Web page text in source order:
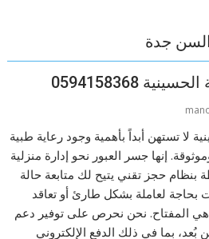
جدة
0594158368
لا تستهن أبداً بأهمية وجود رعاية طبية
إنها جسر العبور نحو إدارة منزلية
بنظام حجز تقني يتيح لك متابعة حالة
لعاملة بشكل طارئ أو تعاقد
هي المفتاح. نحن نحرص على توفير دعم
بُعد، بما في ذلك الدفع الإلكتروني